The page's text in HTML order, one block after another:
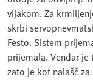
vijakom. Za
skrbi
Festo. Sistem
prijemala. Vendar
zato je kot nalašč za